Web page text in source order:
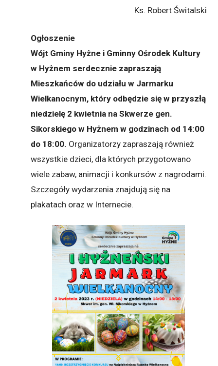
Ks. Robert Świtalski
Ogłoszenie
Wójt Gminy Hyżne i Gminny Ośrodek Kultury
w Hyżnem serdecznie zapraszają
Mieszkańców do udziału w Jarmarku
Wielkanocnym, który odbędzie się w przyszłą
niedzielę 2 kwietnia na Skwerze gen.
Sikorskiego w Hyżnem w godzinach od 14:00
do 18:00. Organizatorzy zapraszają również
wszystkie dzieci, dla których przygotowano
wiele zabaw, animacji i konkursów z nagrodami.
Szczegóły wydarzenia znajdują się na
plakatach oraz w Internecie.